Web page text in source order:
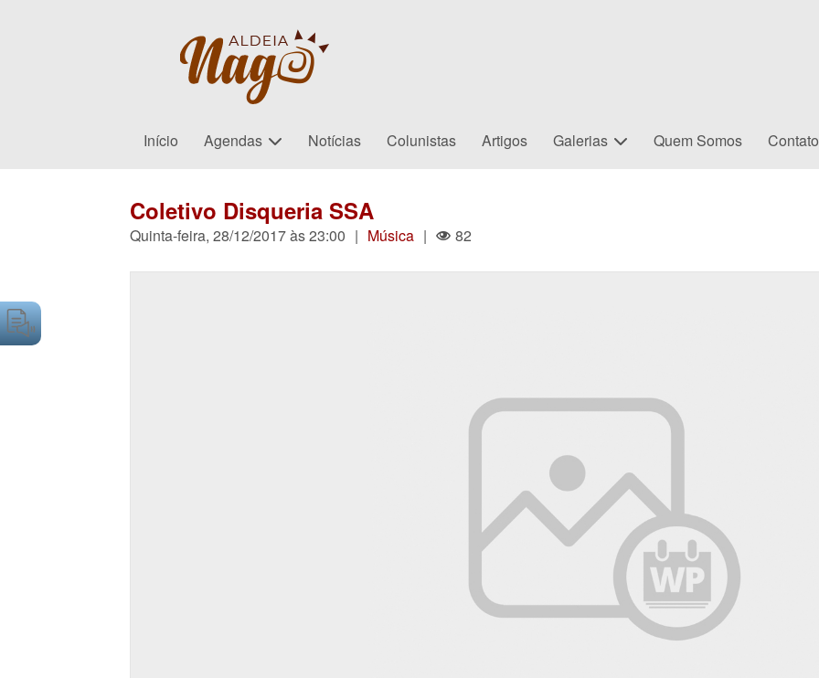
Início Agendas Notícias Colunistas Artigos Galerias Quem Somos Contato
Coletivo Disqueria SSA
Quinta-feira, 28/12/2017 às 23:00 | Música | 82